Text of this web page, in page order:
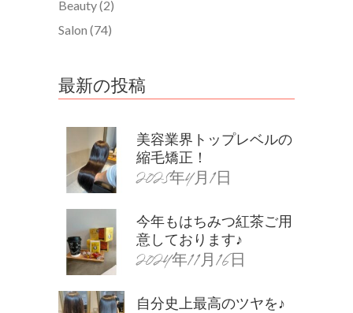
Beauty(2)
Salon (74)
最新の投稿
美容業界トップレベルの
縮毛矯正！
2025年4月1日
今年もはちみつ紅茶ご用
意しております♪
2024年11月16日
自分史上最高のツヤを♪